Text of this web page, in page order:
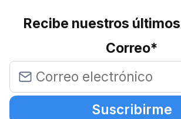
Recibe nuestros
Correo*